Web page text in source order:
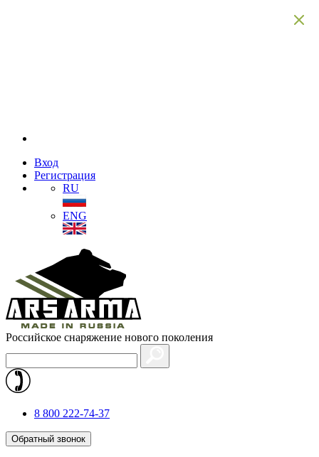
Вход
Регистрация
RU
ENG
Российское снаряжение нового поколения
8 800 222-74-37
Обратный звонок